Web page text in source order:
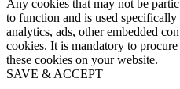
Any cookies that may not be
to function and is used
analytics, ads, other embedded
cookies. It is mandatory to
these cookies on your website.
SAVE & ACCEPT